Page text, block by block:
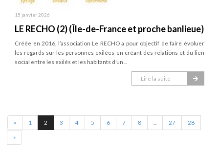
15 janvier 2026
LE RECHO (2) (Île-de-France et proche banlieue)
Créée en 2016, l’association Le RECHO a pour objectif de faire évoluer
les regards sur les personnes exilées en créant des relations et du lien
social entre les exilés et les habitants d’un ...
Lire la suite
« 1 2 3 4 5 6 7 8 27 28
»